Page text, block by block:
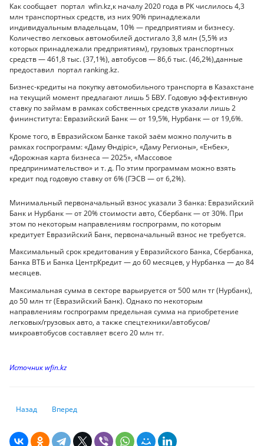
Как сообщает портал wfin.kz,к началу 2020 года в РК числилось 4,3
млн транспортных средств, из них 90% принадлежали
индивидуальным владельцам, 10% — предприятиям и бизнесу.
Количество легковых автомобилей достигало 3,8 млн (5,5% из
которых принадлежали предприятиям), грузовых транспортных
средств — 461,8 тыс. (37,1%), автобусов — 86,6 тыс. (46,2%),данные
предоставил портал ranking.kz.
Бизнес-кредиты на покупку автомобильного транспорта в Казахстане
на текущий момент предлагают лишь 5 БВУ. Годовую эффективную
ставку по займам в рамках собственных средств указали лишь 2
фининститута: Евразийский Банк — от 19,5%, Нурбанк — от 19,6%.
Кроме того, в Евразийском Банке такой заём можно получить в
рамках госпрограмм: «Даму Өндіріс», «Даму Регионы», «Енбек»,
«Дорожная карта бизнеса — 2025», «Массовое
предпринимательство» и т. д. По этим программам можно взять
кредит под годовую ставку от 6% (ГЭСВ — от 6,2%).
Минимальный первоначальный взнос указали 3 банка: Евразийский
Банк и Нурбанк — от 20% стоимости авто, Сбербанк — от 30%. При
этом по некоторым направлениям госпрограмм, по которым
кредитует Евразийский Банк, первоначальный взнос не требуется.
Максимальный срок кредитования у Евразийского Банка, Сбербанка,
Банка ВТБ и Банка ЦентрКредит — до 60 месяцев, у Нурбанка — до 84
месяцев.
Максимальная сумма в секторе варьируется от 500 млн тг (Нурбанк),
до 50 млн тг (Евразийский Банк). Однако по некоторым
направлениям госпрограмм предельная сумма на приобретение
легковых/грузовых авто, а также спецтехники/автобусов/
микроавтобусов составляет всего 20 млн тг.
Источник wfin.kz
Предыдущий: В рейтинге доступности ипотеки Казахстан занял лишь
Назад Следующий: Добровольные пенсионные взносы набирают
Вперед